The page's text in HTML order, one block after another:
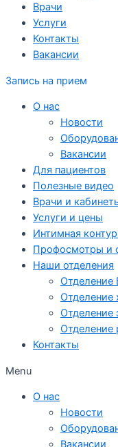
Врачи
Услуги
Контакты
Вакансии
Запись на прием
О нас
Новости
Вакансии
Для пациентов
Полезные видео
Врачи и
Услуги и цены
Интимная
Профосмотры и
Наши отделения
Отделение
Отделение
Отделение
Отделение
Контакты
Menu
О нас
Новости